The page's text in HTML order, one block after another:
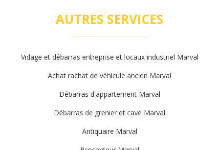
AUTRES SERVICES
Vidage et débarras entreprise et locaux industriel Marval
Achat rachat de véhicule ancien Marval
Débarras d'appartement Marval
Débarras de grenier et cave Marval
Antiquaire Marval